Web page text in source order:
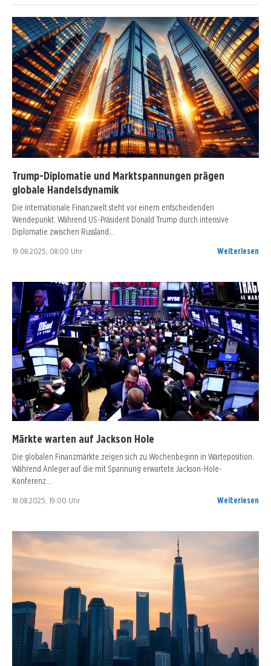
Trump-Diplomatie und Marktspannungen prägen
globale Handelsdynamik
Die internationale Finanzwelt steht vor einem entscheidenden
Wendepunkt. Während US-Präsident Donald Trump durch intensive
Diplomatie zwischen Russland…
19.08.2025, 08:00 Uhr Weiterlesen
Märkte warten auf Jackson Hole
Die globalen Finanzmärkte zeigen sich zu Wochenbeginn in Warteposition.
Während Anleger auf die mit Spannung erwartete Jackson-Hole-
Konferenz…
18.08.2025, 19:00 Uhr Weiterlesen